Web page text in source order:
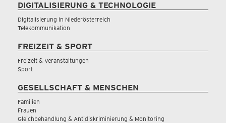
DIGITALISIERUNG & TECHNOLOGIE
Digitalisierung in Niederösterreich
Telekommunikation
FREIZEIT & SPORT
Freizeit & Veranstaltungen
Sport
GESELLSCHAFT & MENSCHEN
Familien
Frauen
Gleichbehandlung & Antidiskriminierung & Monitoring